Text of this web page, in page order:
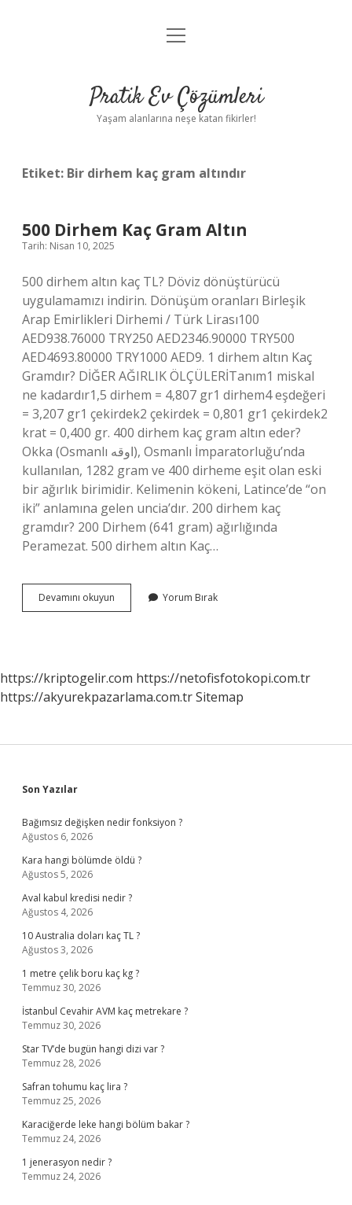
Anasayfa
Yasal Uyarı
menüyü
Pratik Ev Çözümleri
Yaşam alanlarına neşe katan fikirler!
Etiket: Bir dirhem kaç gram altındır
500 Dirhem Kaç Gram Altın
Tarih: Nisan 10, 2025
500 dirhem altın kaç TL? Döviz dönüştürücü
uygulamamızı indirin. Dönüşüm oranları Birleşik
Arap Emirlikleri Dirhemi / Türk Lirası100
AED938.76000 TRY250 AED2346.90000 TRY500
AED4693.80000 TRY1000 AED9. 1 dirhem altın Kaç
Gramdır? DİĞER AĞIRLIK ÖLÇÜLERİTanım1 miskal
ne kadardır1,5 dirhem = 4,807 gr1 dirhem4 eşdeğeri
= 3,207 gr1 çekirdek2 çekirdek = 0,801 gr1 çekirdek2
krat = 0,400 gr. 400 dirhem kaç gram altın eder?
Okka (Osmanlı اوقه), Osmanlı İmparatorluğu’nda
kullanılan, 1282 gram ve 400 dirheme eşit olan eski
bir ağırlık birimidir. Kelimenin kökeni, Latince’de “on
iki” anlamına gelen uncia’dır. 200 dirhem kaç
gramdır? 200 Dirhem (641 gram) ağırlığında
Peramezat. 500 dirhem altın Kaç…
Devamını okuyun
Dirhem
Yorum Bırak
https://kriptogelir.com https://netofisfotokopi.com.tr
https://akyurekpazarlama.com.trSitemap
Sidebar
Son Yazılar
Bağımsız değişken nedir fonksiyon ?
Ağustos 6, 2026
Kara hangi bölümde öldü ?
Ağustos 5, 2026
Aval kabul kredisi nedir ?
Ağustos 4, 2026
10 Australia doları kaç TL ?
Ağustos 3, 2026
1 metre çelik boru kaç kg ?
Temmuz 30, 2026
İstanbul Cevahir AVM kaç metrekare ?
Temmuz 30, 2026
Star TV’de bugün hangi dizi var ?
Temmuz 28, 2026
Safran tohumu kaç lira ?
Temmuz 25, 2026
Karaciğerde leke hangi bölüm bakar ?
Temmuz 24, 2026
1 jenerasyon nedir ?
Temmuz 24, 2026